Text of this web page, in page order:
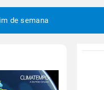
de semana